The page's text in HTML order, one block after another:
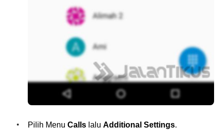
Pilih Menu Calls lalu Additional Settings.